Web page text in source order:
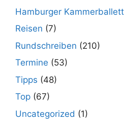
Hamburger Kammerballett
Reisen (7)
Rundschreiben (210)
Termine (53)
Tipps (48)
Top (67)
Uncategorized (1)